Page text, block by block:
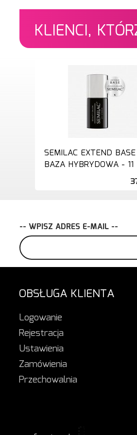
KLIENCI,
SEMILAC EXTEND
BAZA HYBRYDOWA -
-- WPISZ ADRES E-MAIL --
OBSŁUGA KLIENTA
Logowanie
Rejestracja
Ustawienia
Zamówienia
Przechowalnia